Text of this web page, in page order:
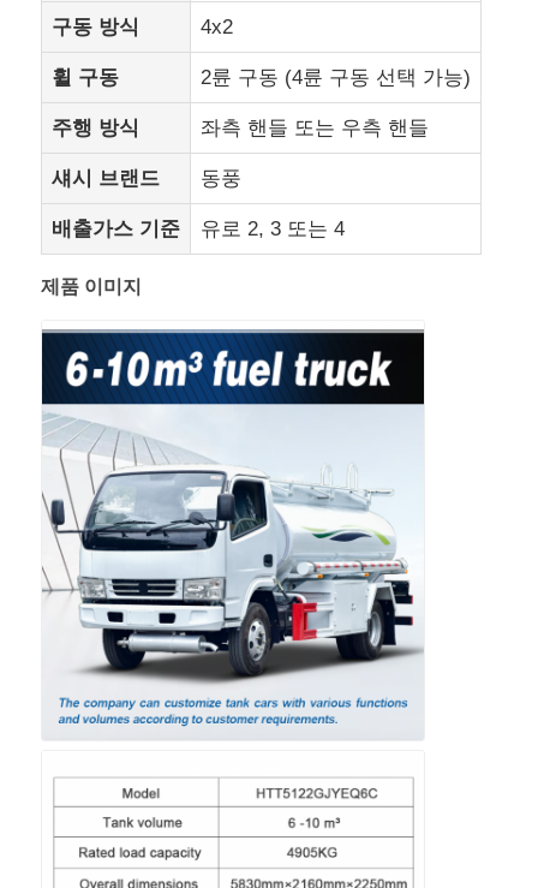
화물 트럭
구동 방식 4x2
휠 구동 2륜 구동 (4륜 구동 선택 가능)
주행 방식 좌측 핸들 또는 우측 핸들
섀시 브랜드 동풍
배출가스 기준 유로 2, 3 또는 4
제품 이미지